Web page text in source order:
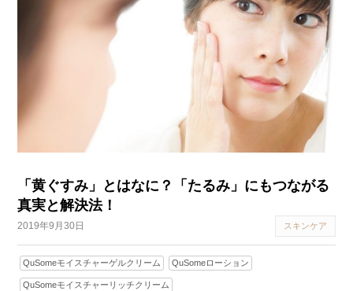
「黄ぐすみ」とはなに？「たるみ」にもつながる
真実と解決法！
2019年9月30日 スキンケア
QuSomeモイスチャーゲルクリーム QuSomeローション
QuSomeモイスチャーリッチクリーム